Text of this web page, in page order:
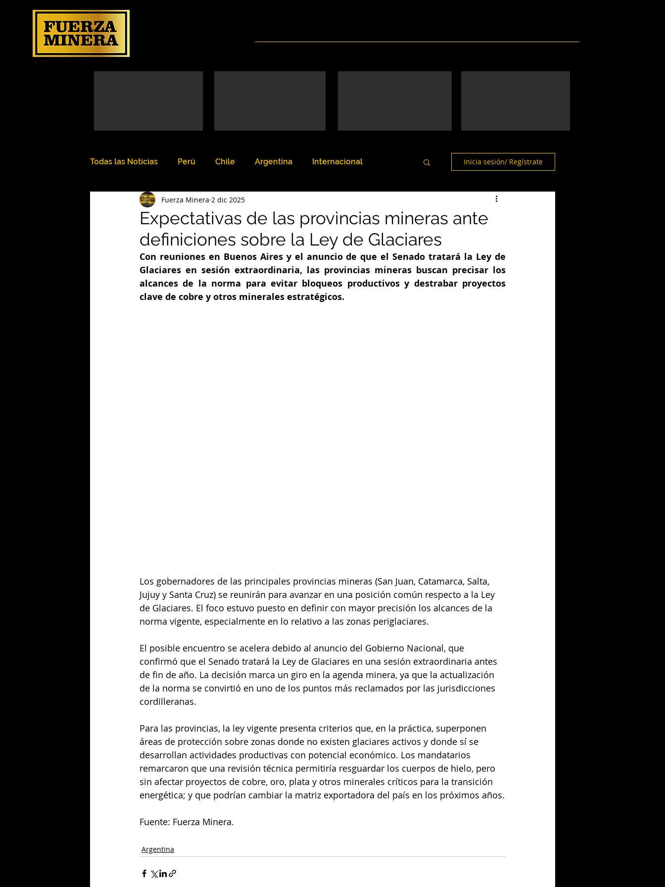
Todas las Noticias Perú Chile Argentina Internacional Inicia sesión/ Regístrate
Expectativas de las provincias mineras ante
definiciones sobre la Ley de Glaciares
Fuerza Minera 2 dic 2025
Con reuniones en Buenos Aires y el anuncio de que el Senado tratará la Ley de
Glaciares en sesión extraordinaria, las provincias mineras buscan precisar los
alcances de la norma para evitar bloqueos productivos y destrabar proyectos
clave de cobre y otros minerales estratégicos.
Los gobernadores de las principales provincias mineras (San Juan, Catamarca, Salta,
Jujuy y Santa Cruz) se reunirán para avanzar en una posición común respecto a la Ley
de Glaciares. El foco estuvo puesto en definir con mayor precisión los alcances de la
norma vigente, especialmente en lo relativo a las zonas periglaciares.
El posible encuentro se acelera debido al anuncio del Gobierno Nacional, que
confirmó que el Senado tratará la Ley de Glaciares en una sesión extraordinaria antes
de fin de año. La decisión marca un giro en la agenda minera, ya que la actualización
de la norma se convirtió en uno de los puntos más reclamados por las jurisdicciones
cordilleranas.
Para las provincias, la ley vigente presenta criterios que, en la práctica, superponen
áreas de protección sobre zonas donde no existen glaciares activos y donde sí se
desarrollan actividades productivas con potencial económico. Los mandatarios
remarcaron que una revisión técnica permitiría resguardar los cuerpos de hielo, pero
sin afectar proyectos de cobre, oro, plata y otros minerales críticos para la transición
energética; y que podrían cambiar la matriz exportadora del país en los próximos años.
Fuente: Fuerza Minera.
Argentina